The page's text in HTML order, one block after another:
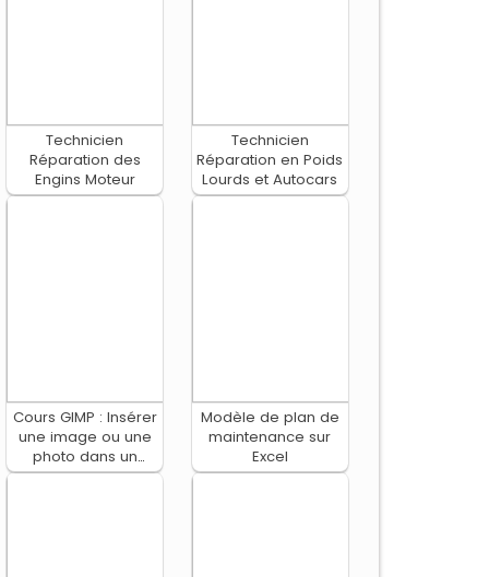
Technicien
Réparation des
Engins Moteur
Technicien
Réparation en Poids
Lourds et Autocars
Cours GIMP : Insérer
une image ou une
photo dans un
cadre
Modèle de plan de
maintenance sur
Excel